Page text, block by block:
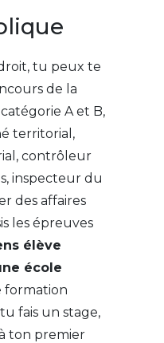
tu peux te
de la
A et B,
territorial,
contrôleur
inspecteur du
des affaires
les épreuves
élève
école
formation
fais un stage,
ton premier